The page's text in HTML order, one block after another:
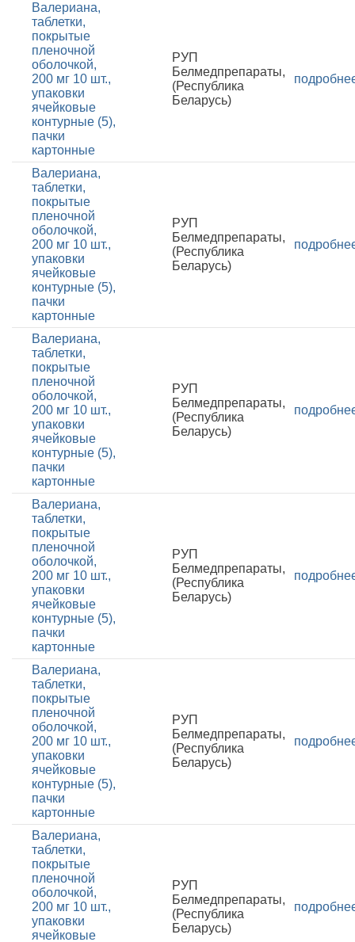
Валериана,
таблетки,
покрытые
пленочной
оболочкой,
200 мг 10 шт.,
упаковки
ячейковые
контурные (5),
пачки
картонные
РУП
Белмедпрепараты,
(Республика
Беларусь)
Валериана,
таблетки,
покрытые
пленочной
оболочкой,
200 мг 10 шт.,
упаковки
ячейковые
контурные (5),
пачки
картонные
РУП
Белмедпрепараты,
(Республика
Беларусь)
Валериана,
таблетки,
покрытые
пленочной
оболочкой,
200 мг 10 шт.,
упаковки
ячейковые
контурные (5),
пачки
картонные
РУП
Белмедпрепараты,
(Республика
Беларусь)
Валериана,
таблетки,
покрытые
пленочной
оболочкой,
200 мг 10 шт.,
упаковки
ячейковые
контурные (5),
пачки
картонные
РУП
Белмедпрепараты,
(Республика
Беларусь)
Валериана,
таблетки,
покрытые
пленочной
оболочкой,
200 мг 10 шт.,
упаковки
ячейковые
контурные (5),
пачки
картонные
РУП
Белмедпрепараты,
(Республика
Беларусь)
Валериана,
таблетки,
покрытые
пленочной
оболочкой,
200 мг 10 шт.,
упаковки
ячейковые
РУП
Белмедпрепараты,
(Республика
Беларусь)